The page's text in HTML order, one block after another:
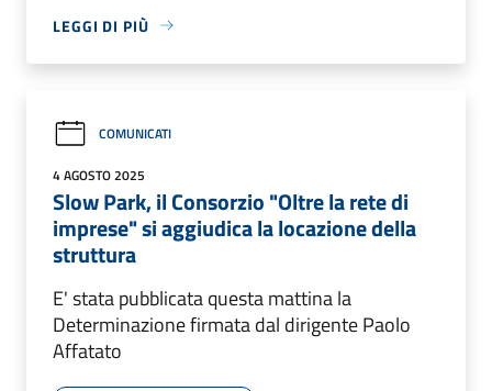
LEGGI DI PIÙ
COMUNICATI
4 AGOSTO 2025
Slow Park, il Consorzio "Oltre la rete di
imprese" si aggiudica la locazione della
struttura
E' stata pubblicata questa mattina la
Determinazione firmata dal dirigente Paolo
Affatato